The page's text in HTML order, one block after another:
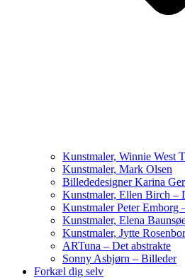
Kunstmaler, Winnie West
Kunstmaler, Mark Olsen
Billededesigner Karina
Kunstmaler, Ellen Birch –
Kunstmaler Peter Emborg
Kunstmaler, Elena
Kunstmaler, Jytte
ARTuna – Det abstrakte
Sonny Asbjørn – Billeder
Forkæl dig selv